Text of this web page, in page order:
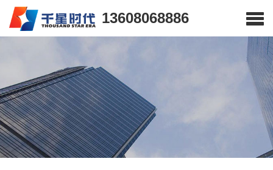
13608068886